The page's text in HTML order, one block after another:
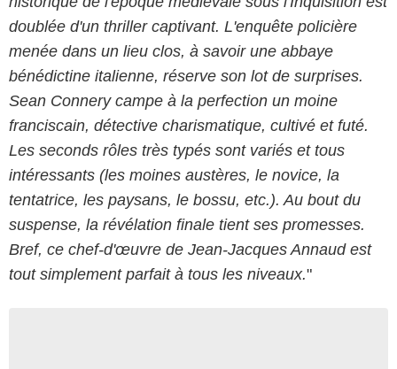
doublée d'un thriller captivant. L'enquête policière
menée dans un lieu clos, à savoir une abbaye
bénédictine italienne, réserve son lot de surprises.
Sean Connery campe à la perfection un moine
franciscain, détective charismatique, cultivé et futé.
Les seconds rôles très typés sont variés et tous
intéressants (les moines austères, le novice, la
tentatrice, les paysans, le bossu, etc.). Au bout du
suspense, la révélation finale tient ses promesses.
Bref, ce chef-d'œuvre de Jean-Jacques Annaud est
tout simplement parfait à tous les niveaux."